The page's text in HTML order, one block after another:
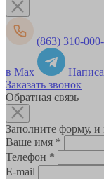
(863) 310-
в Max
Заказать звонок
Обратная связь
Заполните форму,
Ваше имя *
Телефон *
E-mail